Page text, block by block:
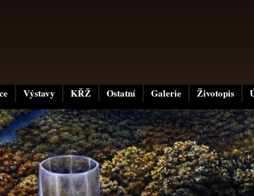
Výstavy KŘŽ Ostatní Galerie Životopis